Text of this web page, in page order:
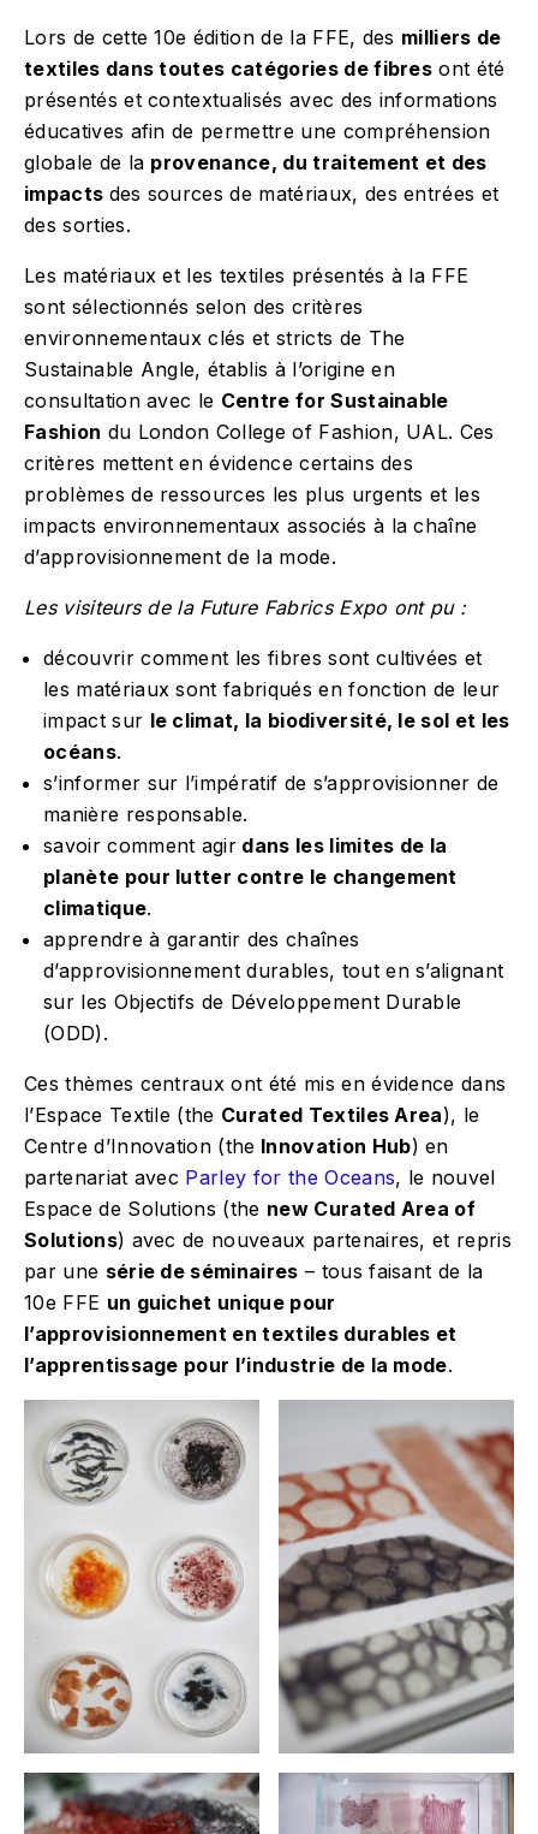
Lors de cette 10e édition de la FFE, des milliers de
textiles dans toutes catégories de fibres ont été
présentés et contextualisés avec des informations
éducatives afin de permettre une compréhension
globale de la provenance, du traitement et des
impacts des sources de matériaux, des entrées et
des sorties.
Les matériaux et les textiles présentés à la FFE
sont sélectionnés selon des critères
environnementaux clés et stricts de The
Sustainable Angle, établis à l’origine en
consultation avec le Centre for Sustainable
Fashion du London College of Fashion, UAL. Ces
critères mettent en évidence certains des
problèmes de ressources les plus urgents et les
impacts environnementaux associés à la chaîne
d’approvisionnement de la mode.
Les visiteurs de la Future Fabrics Expo ont pu :
découvrir comment les fibres sont cultivées et
les matériaux sont fabriqués en fonction de leur
impact sur le climat, la biodiversité, le sol et les
océans.
s’informer sur l’impératif de s’approvisionner de
manière responsable.
savoir comment agir dans les limites de la
planète pour lutter contre le changement
climatique.
apprendre à garantir des chaînes
d’approvisionnement durables, tout en s’alignant
sur les Objectifs de Développement Durable
(ODD).
Ces thèmes centraux ont été mis en évidence dans
l’Espace Textile (the Curated Textiles Area), le
Centre d’Innovation (the Innovation Hub) en
partenariat avec Parley for the Oceans, le nouvel
Espace de Solutions (the new Curated Area of
Solutions) avec de nouveaux partenaires, et repris
par une série de séminaires – tous faisant de la
10e FFE un guichet unique pour
l’approvisionnement en textiles durables et
l’apprentissage pour l’industrie de la mode.